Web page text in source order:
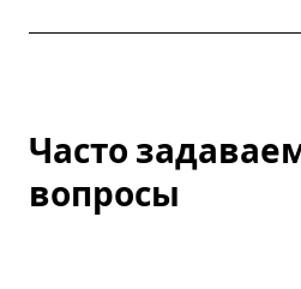
Часто
вопросы